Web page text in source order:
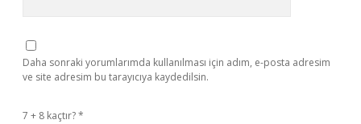
Daha sonraki yorumlarımda kullanılması için adım, e-posta adresim
ve site adresim bu tarayıcıya kaydedilsin.
7 + 8 kaçtır?*